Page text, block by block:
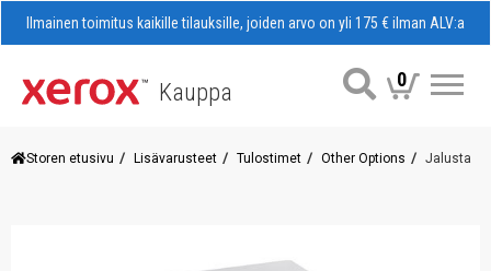
Ilmainen toimitus kaikille tilauksille, joiden arvo on yli 175 € ilman ALV:a
Kauppa 0
Storen etusivu Lisävarusteet Tulostimet Other Options Jalusta